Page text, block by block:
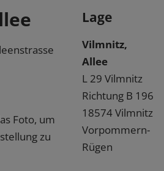
Foto, um
zu
Lage
Vilmnitz,
Allee
L 29 Vilmnitz
Richtung B 196
18574 Vilmnitz
Vorpommern-
Rügen